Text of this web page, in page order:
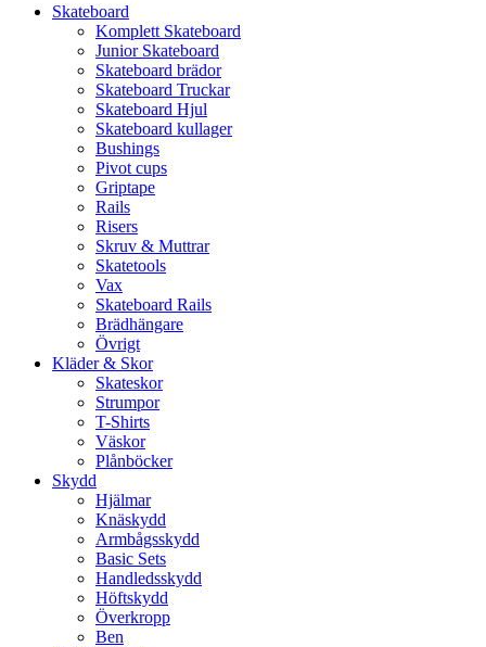
Skateboard
Komplett Skateboard
Junior Skateboard
Skateboard brädor
Skateboard Truckar
Skateboard Hjul
Skateboard kullager
Bushings
Pivot cups
Griptape
Rails
Risers
Skruv & Muttrar
Skatetools
Vax
Skateboard Rails
Brädhängare
Övrigt
Kläder & Skor
Skateskor
Strumpor
T-Shirts
Väskor
Plånböcker
Skydd
Hjälmar
Knäskydd
Armbågsskydd
Basic Sets
Handledsskydd
Höftskydd
Överkropp
Ben